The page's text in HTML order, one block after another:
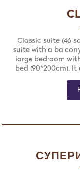
Classic suite (46
suite with a
large bedroom
bed (90*200cm).